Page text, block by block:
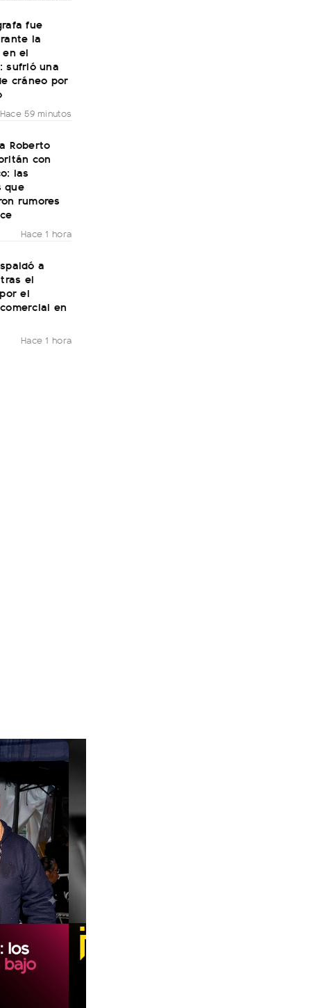
fue
la
el
sufrió una
cráneo por
Hace 59 minutos
Roberto
con
las
que
rumores
Hace 1 hora
a
el
el
en
Hace 1 hora